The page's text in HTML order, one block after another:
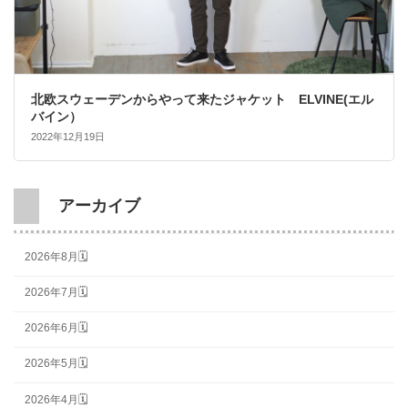
北欧スウェーデンからやって来たジャケット ELVINE(エル
バイン）
2022年12月19日
アーカイブ
2026年8月🗓
2026年7月🗓
2026年6月🗓
2026年5月🗓
2026年4月🗓